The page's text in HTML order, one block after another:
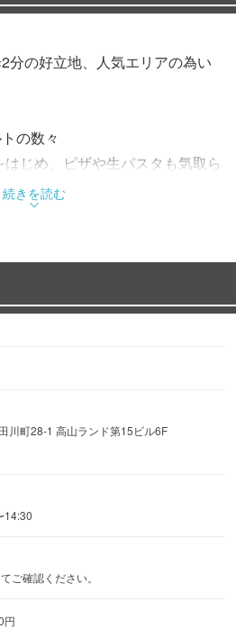
分の好立地、人気エリアの為い
の数々
じめ、ピザや生パスタも気取ら
話も弾み満足度◎
来るオシャレな店内
、半個室のロフト席は最大16名
ースも！
・サラダ・ドリンクが付いたセ
ンチ用コースも昼のちょっとし
続きを読む
川町28-1 高山ランド第15ビル6F
ご確認ください。
円